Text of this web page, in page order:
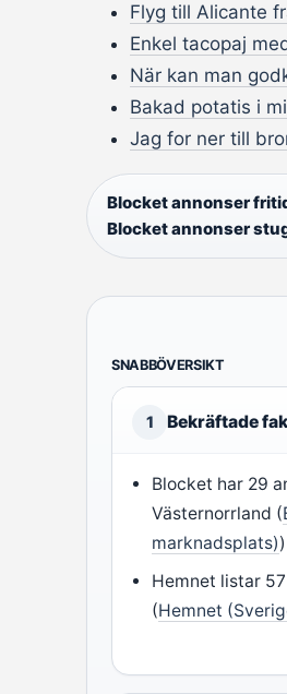
Flyg till Alicante
Enkel tacopaj
När kan man
Bakad potatis i
Jag for ner till
Blocket annonser
Blocket annonser
SNABBÖVERSIKT
1 Bekräftade
Blocket har 29
Västernorrland (
marknadsplats))
Hemnet listar
(Hemnet